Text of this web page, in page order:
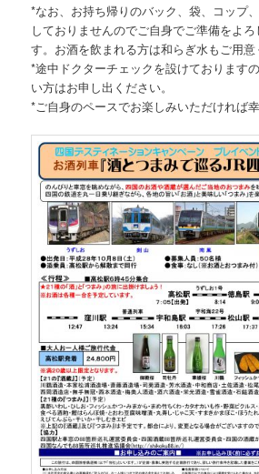
*なお、お持ち帰りのバック、袋、コップ
しておりませんのでご自身でご準備をよ
す。お酒を飲まれる方は和らぎ水もご用意
*途中ドクターチェックを設けております
い方はお申し出ください。
*ご自身のペースでお楽しみいただければ幸